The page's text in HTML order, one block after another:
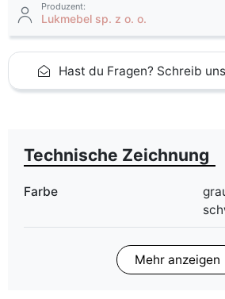
Produzent:
Lukmebel sp. z o. o.
Hast du Fragen? Schreib
Technische Zeichnung
Farbe
5
Mehr anzeigen